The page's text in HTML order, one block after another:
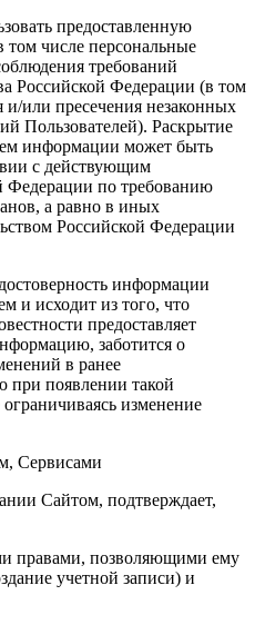
предоставленную
числе персональные
требований
Российской Федерации (в том
и/или пресечения незаконных
Пользователей). Раскрытие
информации может быть
с действующим
Федерации по требованию
а равно в иных
Российской Федерации
информации
и исходит из того, что
предоставляет
заботится о
в ранее
при появлении такой
изменение
Сервисами
Сайтом, подтверждает,
правами, позволяющими ему
учетной записи) и